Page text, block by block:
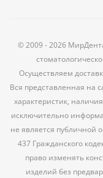
© 2009 - 2026
Осуществляем
Вся представленная на
характеристик,
исключительно
не является публичной
437 Гражданского
право изменять
изделий без